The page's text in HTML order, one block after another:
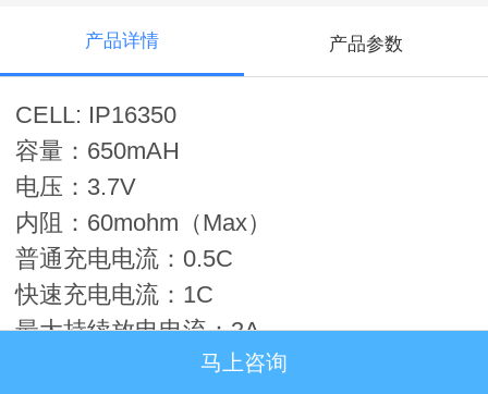
产品详情 产品参数
CELL: IP16350
容量：650mAH
电压：3.7V
内阻： 60mohm （Max）
普通充电电流：0.5C
快速充电电流：1C
最大持续放电电流：3A
瞬间最大放电电流：6A
马上咨询